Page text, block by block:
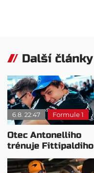
Další články
6.8. 22:47 Formule 1
Otec Antonelliho
trénuje Fittipaldiho
syna: Brazilec
vychvaluje lídra